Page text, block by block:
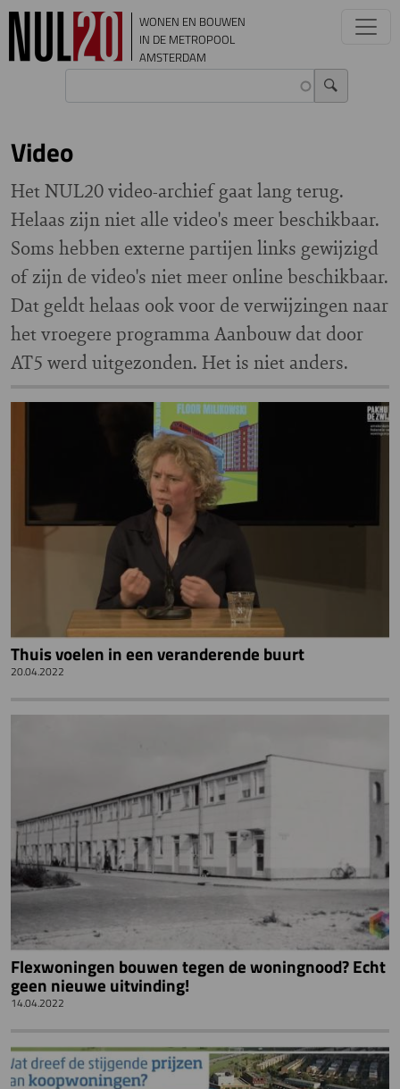
Overslaan en naar de inhoud gaan
WONEN EN BOUWEN
IN DE METROPOOL
AMSTERDAM
Video
Het NUL20 video-archief gaat lang terug.
Helaas zijn niet alle video's meer beschikbaar.
Soms hebben externe partijen links gewijzigd
of zijn de video's niet meer online beschikbaar.
Dat geldt helaas ook voor de verwijzingen naar
het vroegere programma Aanbouw dat door
AT5 werd uitgezonden. Het is niet anders.
Thuis voelen in een veranderende buurt
20.04.2022
Flexwoningen bouwen tegen de woningnood? Echt
geen nieuwe uitvinding!
14.04.2022